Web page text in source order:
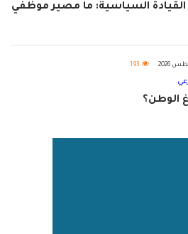
القيادة السياسية: ما مصير موظفي
193